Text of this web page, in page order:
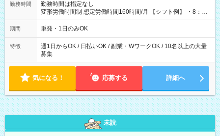
勤務時間
勤務時間は指定なし
変形労働時間制 想定労働時間160時間/月 【シフト例】 ・8：00
～21：00
期間 単発・1日のみOK
特徴
週1日からOK / 日払いOK / 副業・WワークOK / 10名以上の大量
募集
気になる！ 応募する 詳細へ
未読